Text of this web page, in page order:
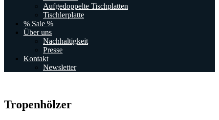
Aufgedoppelte Tischplatten
Tischlerplatte
% Sale %
Über uns
Nachhaltigkeit
Presse
Kontakt
Newsletter
Tropenhölzer